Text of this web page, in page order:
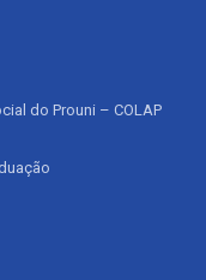
do Prouni – COLAP